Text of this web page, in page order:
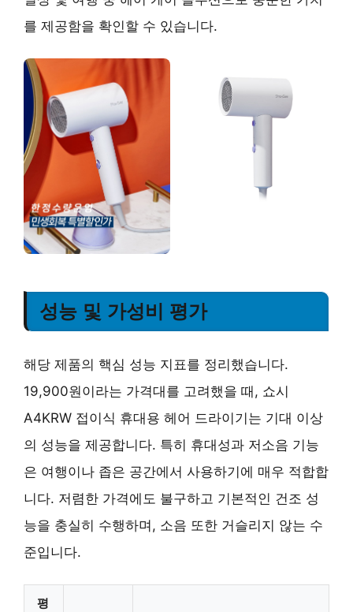
를 제공함을 확인할 수 있습니다.
성능 및 가성비 평가
해당 제품의 핵심 성능 지표를 정리했습니다.
19,900원이라는 가격대를 고려했을 때, 쇼시
A4KRW 접이식 휴대용 헤어 드라이기는 기대 이상
의 성능을 제공합니다. 특히 휴대성과 저소음 기능
은 여행이나 좁은 공간에서 사용하기에 매우 적합합
니다. 저렴한 가격에도 불구하고 기본적인 건조 성
능을 충실히 수행하며, 소음 또한 거슬리지 않는 수
준입니다.
평